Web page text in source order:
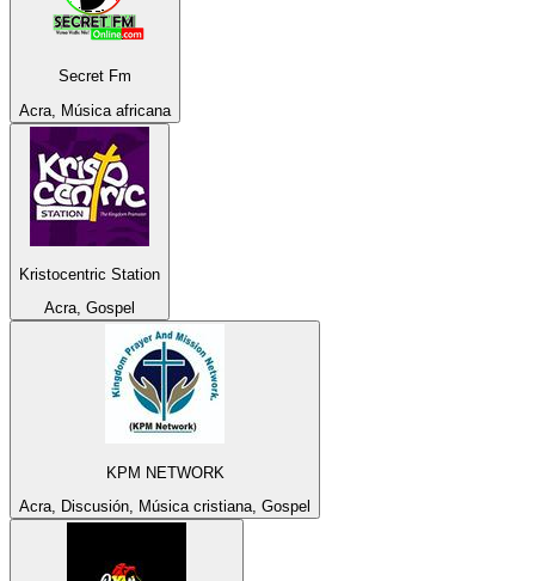
Secret Fm
Acra, Música africana
Kristocentric Station
Acra, Gospel
KPM NETWORK
Acra, Discusión, Música cristiana, Gospel